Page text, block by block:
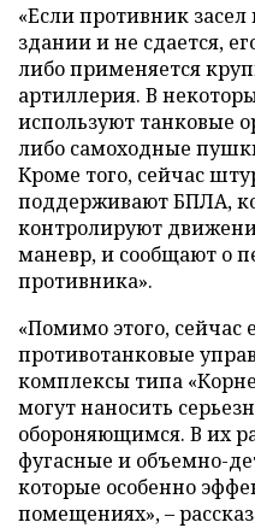
«Если противник
здании и не сдается,
либо применяется
артиллерия. В
используют танковые
либо самоходные
Кроме того, сейчас
поддерживают БПЛА,
контролируют
маневр, и сообщают о
противника».
«Помимо этого, сейчас
противотанковые
комплексы типа
могут наносить
обороняющимся. В их
фугасные и объемно-
которые особенно
помещениях», –